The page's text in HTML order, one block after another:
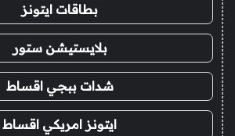
بطاقات ايتونز
بلايستيشن ستور
شدات ببجي اقساط
ايتونز امريكي اقساط